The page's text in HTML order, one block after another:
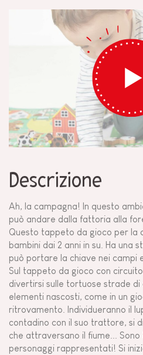
Descrizione
Ah, la campagna! In questo
può andare dalla fattoria alla
Questo tappeto da gioco per la
bambini dai 2 anni in su. Ha una
può portare la chiave nei campi
Sul tappeto da gioco con
divertirsi sulle tortuose strade
elementi nascosti, come in un
ritrovamento. Individueranno il
contadino con il suo trattore, si
che attraversano il fiume...
personaggi rappresentati! Si